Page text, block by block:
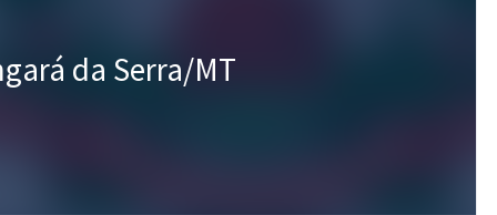
da Serra/MT